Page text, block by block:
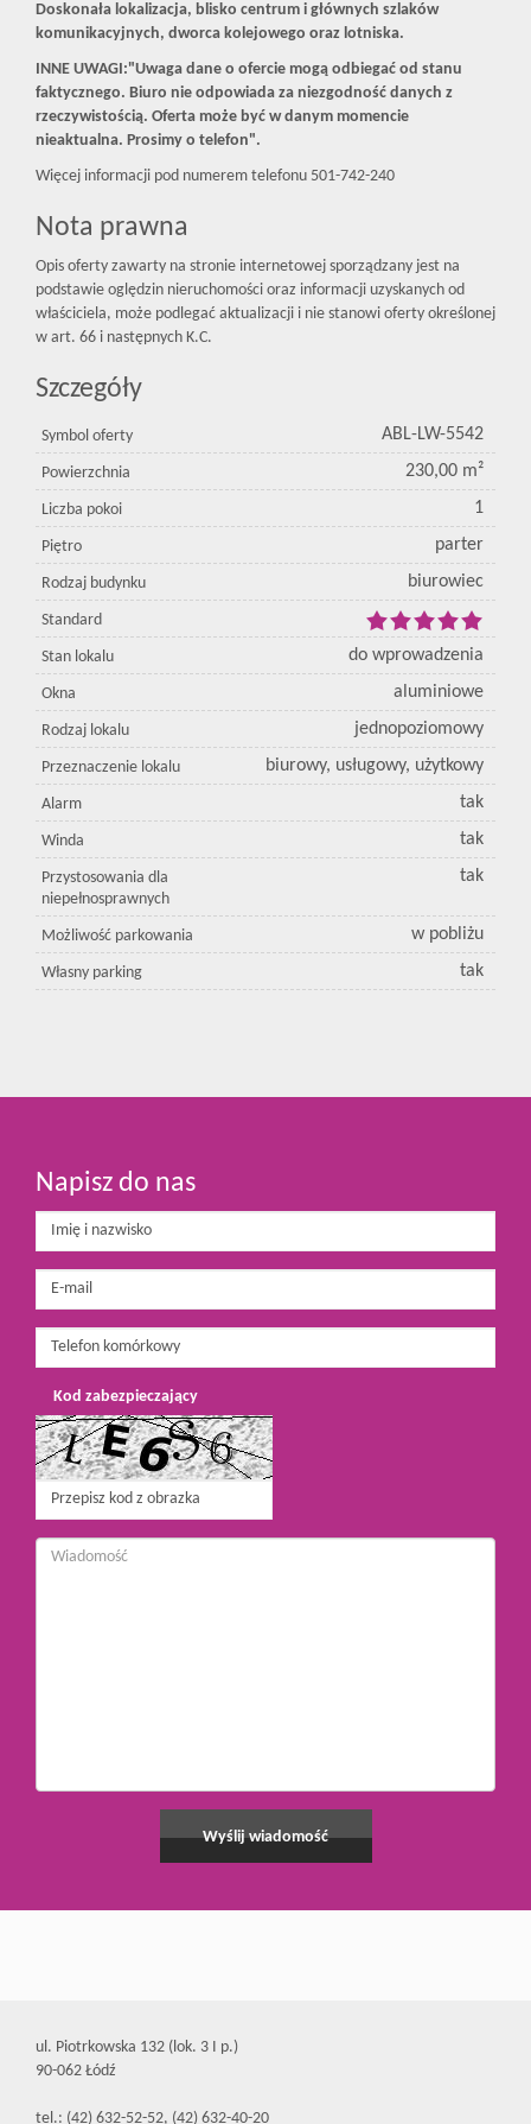
Doskonała lokalizacja, blisko centrum i głównych szlaków
komunikacyjnych, dworca kolejowego oraz lotniska.
INNE UWAGI:"Uwaga dane o ofercie mogą odbiegać od stanu
faktycznego. Biuro nie odpowiada za niezgodność danych z
rzeczywistością. Oferta może być w danym momencie
nieaktualna. Prosimy o telefon".
Więcej informacji pod numerem telefonu 501-742-240
Nota prawna
Opis oferty zawarty na stronie internetowej sporządzany jest na
podstawie oględzin nieruchomości oraz informacji uzyskanych od
właściciela, może podlegać aktualizacji i nie stanowi oferty określonej
w art. 66 i następnych K.C.
Szczegóły
Symbol oferty ABL-LW-5542
Powierzchnia 230,00 m²
Liczba pokoi 1
Piętro parter
Rodzaj budynku biurowiec
Standard
Stan lokalu do wprowadzenia
Okna aluminiowe
Rodzaj lokalu jednopoziomowy
Przeznaczenie lokalu biurowy, usługowy, użytkowy
Alarm tak
Winda tak
Przystosowania dla
niepełnosprawnych
tak
Możliwość parkowania w pobliżu
Własny parking tak
Napisz do nas
Kod zabezpieczający
ul. Piotrkowska 132 (lok. 3 I p.)
90-062 Łódź
tel.: (42) 632-52-52, (42) 632-40-20